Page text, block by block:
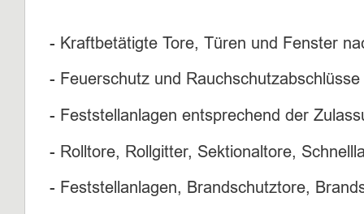
- Kraftbetätigte Tore, Türen und Fenster
- Feuerschutz und Rauchschutzabschlüsse
- Feststellanlagen entsprechend der
- Rolltore, Rollgitter, Sektionaltore,
- Feststellanlagen, Brandschutztore,